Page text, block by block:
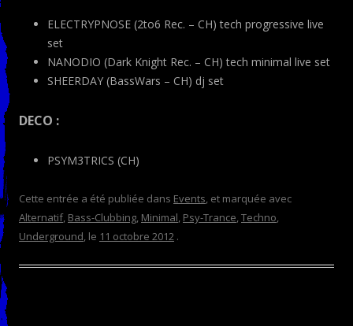
ELECTRYPNOSE (2to6 Rec. – CH) tech progressive live
set
NANODIO (Dark Knight Rec. – CH) tech minimal live set
SHEERDAY (BassWars – CH) dj set
DECO :
PSYM3TRICS (CH)
Cette entrée a été publiée dans Events, et marquée avec
Alternatif, Bass-Clubbing, Minimal, Psy-Trance,Techno,
Underground, le 11 octobre 2012 .